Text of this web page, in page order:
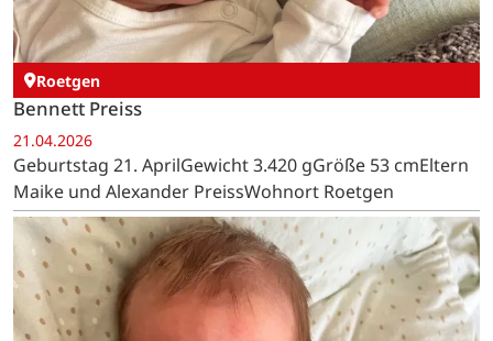
Roetgen
Bennett Preiss
21.04.2026
Geburtstag 21. AprilGewicht 3.420 gGröße 53 cmEltern
Maike und Alexander PreissWohnort Roetgen